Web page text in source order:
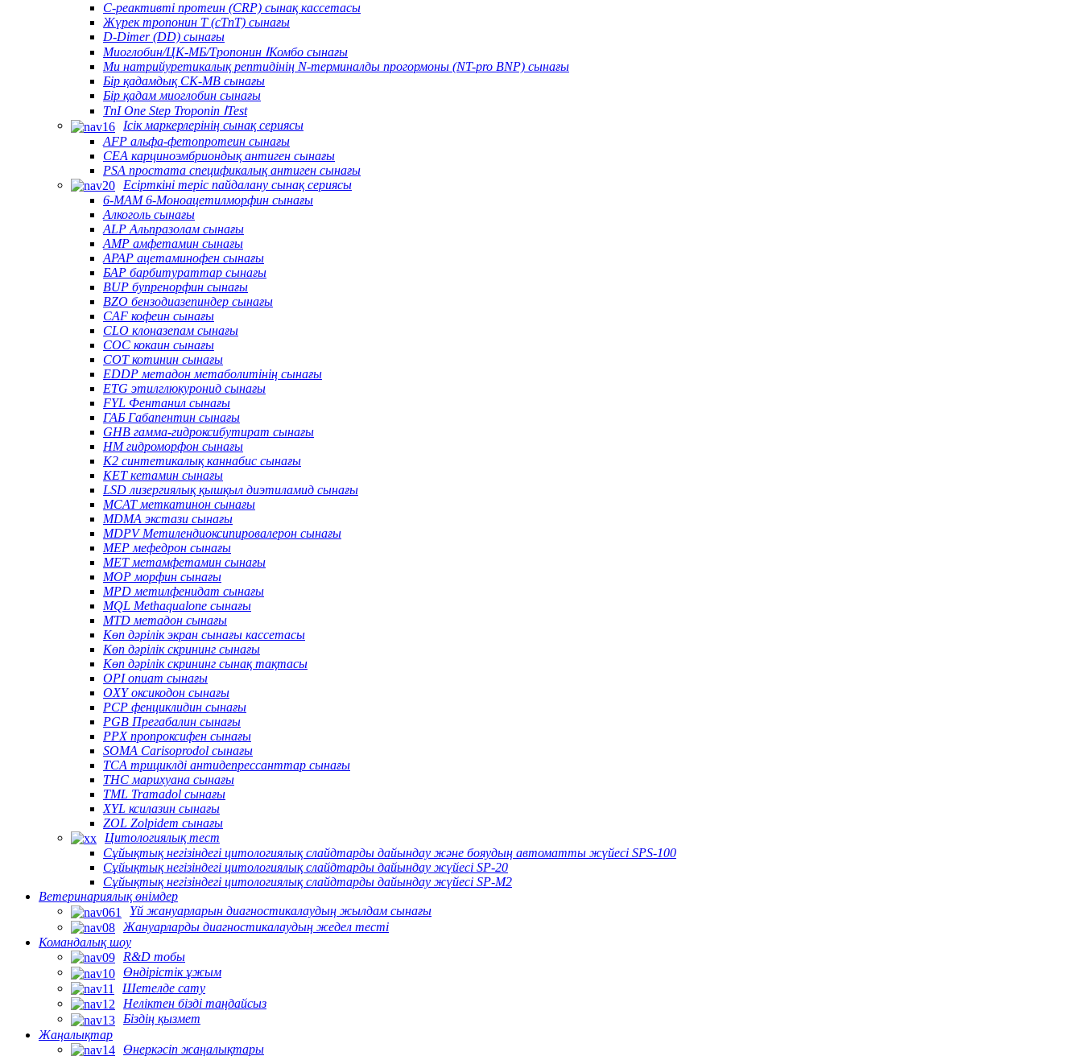
C-реактивті протеин (CRP) сынақ кассетасы
Жүрек тропонин T (cTnT) сынағы
D-Dimer (DD) сынағы
Миоглобин/ЦК-МБ/Тропонин ⅠКомбо сынағы
Ми натрийуретикалық рептидінің N-терминалды прогормоны (NT-pro BNP) сынағы
Бір қадамдық CK-MB сынағы
Бір қадам миоглобин сынағы
TnI One Step Troponin ⅠTest
Ісік маркерлерінің сынақ сериясы
AFP альфа-фетопротеин сынағы
CEA карциноэмбриондық антиген сынағы
PSA простата спецификалық антиген сынағы
Есірткіні теріс пайдалану сынақ сериясы
6-MAM 6-Моноацетилморфин сынағы
Алкоголь сынағы
ALP Альпразолам сынағы
AMP амфетамин сынағы
APAP ацетаминофен сынағы
БАР барбитураттар сынағы
BUP бупренорфин сынағы
BZO бензодиазепиндер сынағы
CAF кофеин сынағы
CLO клоназепам сынағы
COC кокаин сынағы
COT котинин сынағы
EDDP метадон метаболитінің сынағы
ETG этилглюкуронид сынағы
FYL Фентанил сынағы
ГАБ Габапентин сынағы
GHB гамма-гидроксибутират сынағы
HM гидроморфон сынағы
K2 синтетикалық каннабис сынағы
KET кетамин сынағы
LSD лизергиялық қышқыл диэтиламид сынағы
MCAT меткатинон сынағы
MDMA экстази сынағы
MDPV Метилендиоксипировалерон сынағы
MEP мефедрон сынағы
MET метамфетамин сынағы
MOP морфин сынағы
MPD метилфенидат сынағы
MQL Methaqualone сынағы
MTD метадон сынағы
Көп дәрілік экран сынағы кассетасы
Көп дәрілік скрининг сынағы
Көп дәрілік скрининг сынақ тақтасы
OPI опиат сынағы
OXY оксикодон сынағы
PCP фенциклидин сынағы
PGB Прегабалин сынағы
PPX пропроксифен сынағы
SOMA Carisoprodol сынағы
TCA трициклді антидепрессанттар сынағы
THC марихуана сынағы
TML Tramadol сынағы
XYL ксилазин сынағы
ZOL Zolpidem сынағы
Цитологиялық тест
Сұйықтық негізіндегі цитологиялық слайдтарды дайындау және бояудың автоматты жүйесі SPS-100
Сұйықтық негізіндегі цитологиялық слайдтарды дайындау жүйесі SP-20
Сұйықтық негізіндегі цитологиялық слайдтарды дайындау жүйесі SP-M2
Ветеринариялық өнімдер
Үй жануарларын диагностикалаудың жылдам сынағы
Жануарларды диагностикалаудың жедел тесті
Командалық шоу
R&D тобы
Өндірістік ұжым
Шетелде сату
Неліктен бізді таңдайсыз
Біздің қызмет
Жаңалықтар
Өнеркәсіп жаңалықтары